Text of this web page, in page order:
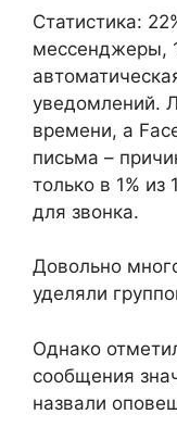
Статистика:
мессенджеры,
уведомлений.
времени, а
письма –
только в 1%
для звонка.
Довольно
уделяли
Однако
сообщения
назвали